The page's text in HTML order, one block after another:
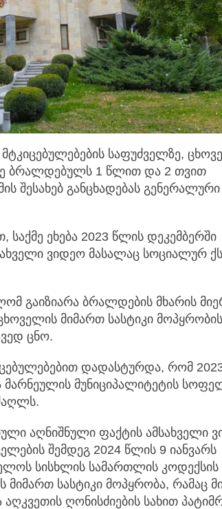
საფუძველზე,
ბრალდებულს 1 წლით და 2 თვით
შესახებ განცხადებას გენერალური
საქმე ეხება 2023 წლის დეკემბერში
ვიდეო მასალაც სოციალურ
გაიზიარა ბრალდების მხარის
მიმართ სასტიკი მოპყრობის
ცნო.
დადასტურდა, რომ
მუნიციპალიტეტის
აღნიშნული ფაქტის ამსახველი
შემდეგ 2024 წლის 9 იანვარს
სისხლის სამართლის კოდექსის
სასტიკი მოპყრობა, რამაც
ღონისძიების სახით